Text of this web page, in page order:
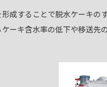
成することで脱水ケーキの
ーキ含水率の低下や移送先